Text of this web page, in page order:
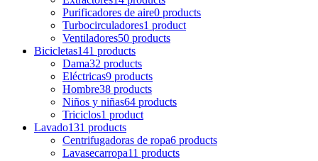
Purificadores de aire0 products
Turbocirculadores1 product
Ventiladores50 products
Bicicletas141 products
Dama32 products
Eléctricas9 products
Hombre38 products
Niños y niñas64 products
Triciclos1 product
Lavado131 products
Centrifugadoras de ropa6 products
Lavasecarropa11 products